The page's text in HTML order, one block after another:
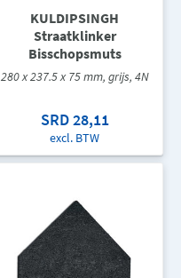
KULDIPSINGH
Straatklinker
Bisschopsmuts
280 x 237.5 x 75 mm, grijs, 4N
SRD 28,11
excl. BTW